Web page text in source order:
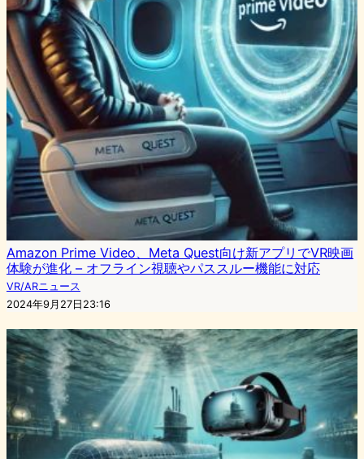
Amazon Prime Video、Meta Quest向け新アプリでVR映画
体験が進化 – オフライン視聴やパススルー機能に対応
VR/ARニュース
2024年9月27日23:16